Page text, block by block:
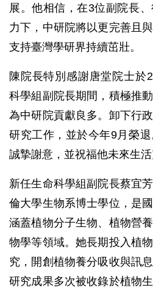
展。他相信，在3位副院長
力下，中研院將以更完善且
支持臺灣學研界持續茁壯。
陳院長特別感謝唐堂院士於
科學組副院長期間，積極推
為中研院貢獻良多。卸下行
研究工作，並於今年9月榮
誠摯謝意，並祝福他未來生活
新任生命科學組副院長蔡宜
倫大學生物系博士學位，是
涵蓋植物分子生物、植物營
物學等領域。她長期投入植
究，開創植物養分吸收與訊
研究成果多次被收錄於植物